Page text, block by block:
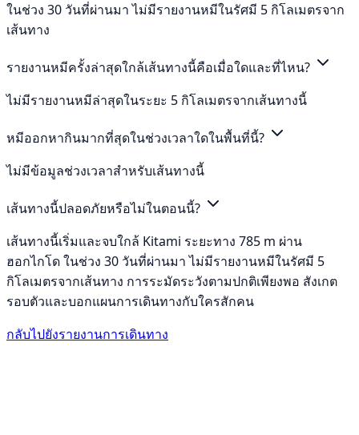
ในช่วง 30 วันที่ผ่านมา ไม่มีรายงานหมีในรัศมี 5 กิโลเมตรจาก
เส้นทาง
รายงานหมีครั้งล่าสุดใกล้เส้นทางนี้คือเมื่อใดและที่ไหน?
ไม่มีรายงานหมีล่าสุดในระยะ 5 กิโลเมตรจากเส้นทางนี้
หมีออกหากินมากที่สุดในช่วงเวลาใดในพื้นที่นี้?
ไม่มีข้อมูลช่วงเวลาสำหรับเส้นทางนี้
เส้นทางนี้ปลอดภัยหรือไม่ในตอนนี้?
เส้นทางนี้เริ่มและจบใกล้ Kitami ระยะทาง 785 m ผ่าน
ฮอกไกโด ในช่วง 30 วันที่ผ่านมา ไม่มีรายงานหมีในรัศมี 5
กิโลเมตรจากเส้นทาง การระมัดระวังตามปกติเพียงพอ สังเกต
รอบตัวและบอกแผนการเดินทางกับใครสักคน
กลับไปยังรายงานการเดินทาง